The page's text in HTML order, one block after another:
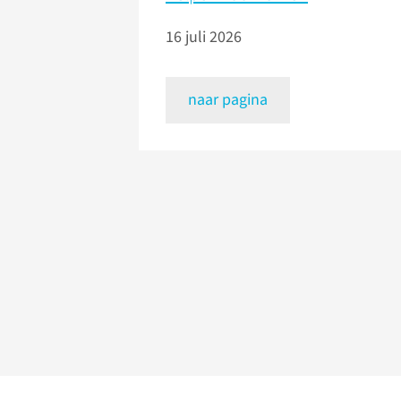
16 juli 2026
naar pagina